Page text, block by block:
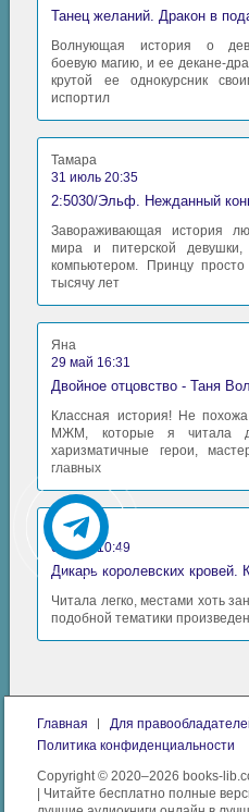
04. Прагматизм
04_02
04_03
04_04
04_06
05. Чтиво
05_02
05_03
05_04
05_05
05_06
05_07
05_08
05_09
05_10
06. Клад06_01
06_03
06_04
06_05
Танец желаний. Дракон в
Волнующая история о
боевую магию, и ее декане-
крутой ее однокурсник
испортил
Тамара
31 июль 20:35
2:5030/Эльф. Нежданный
Завораживающая история
мира и питерской
компьютером. Принцу
тысячу лет
Яна
29 май 16:31
Двойное отцовство - Таня
Классная история! Не
МЖМ, которые я читала
харизматичные герои,
главных
Аида
06 май 10:49
Читала легко, местами хоть
подобной тематики
Главная
Для
Политика конфиденциальности
Copyright © 2020–2026 books-
| Читайте бесплатно полные